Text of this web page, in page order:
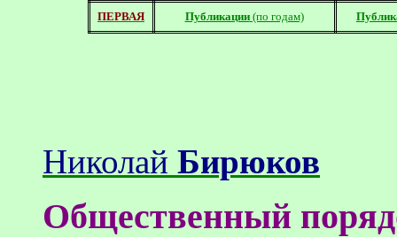
ПЕРВАЯ Публикации(по годам)
Николай Бирюков
Общественный